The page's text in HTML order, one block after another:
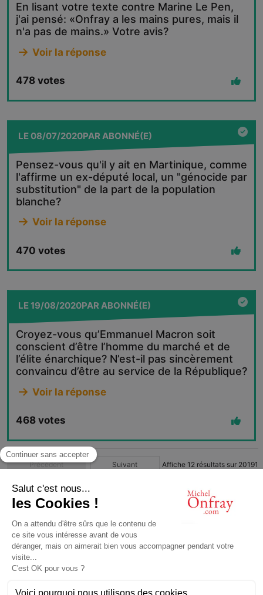
En lisant votre texte contre Marine Le Pen,
j'ai pensé: «Onfray a les mains pures, mais il
n'a pas de mains.» Votre avis?
Voir la réponse
478 votes
LE08/07/2020PAR ABONNÉ(E)
Pensez-vous qu'il y ait en Martinique, comme
l'affirme un ex-député local, un "génocide par
substitution" de la part de la population
blanche?
Voir la réponse
470 votes
LE19/08/2020PARABONNÉ(E)
Croyez-vous qu’Emmanuel Macron soit
conscient d’être l’homme du marché et de
l’élite énarchique? N’est-il pas sincèrement
convaincu d’être au service de la République?
Voir la réponse
468 votes
Précédent Suivant Affiche 12 résultats sur 20191
1
© Michel Onfray 2016
Conception, réalisation: Magasin Numérique
contact@michelonfray.com